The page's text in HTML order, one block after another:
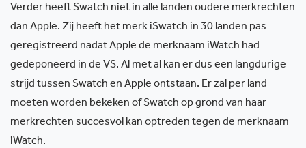
Verder heeft Swatch niet in alle landen oudere merkrechten
dan Apple. Zij heeft het merk iSwatch in 30 landen pas
geregistreerd nadat Apple de merknaam iWatch had
gedeponeerd in de VS. Al met al kan er dus een langdurige
strijd tussen Swatch en Apple ontstaan. Er zal per land
moeten worden bekeken of Swatch op grond van haar
merkrechten succesvol kan optreden tegen de merknaam
iWatch.